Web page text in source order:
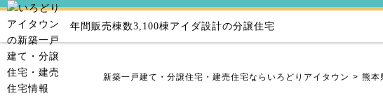
年間販売棟数3,100棟アイダ設計の分譲住宅
新築一戸建て・分譲住宅・建売住宅ならいろどりアイタウン 熊本